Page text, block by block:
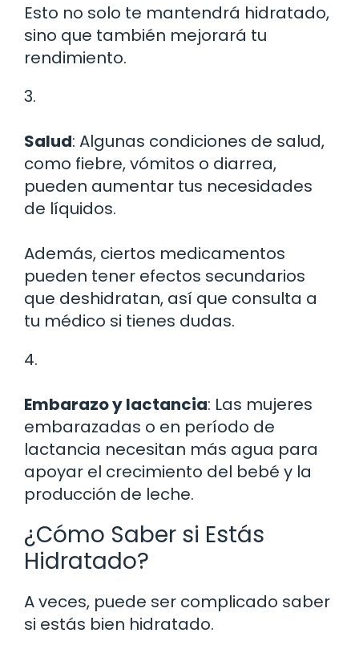
Esto no solo te mantendrá hidratado,
sino que también mejorará tu
rendimiento.
3.
Salud: Algunas condiciones de salud,
como fiebre, vómitos o diarrea,
pueden aumentar tus necesidades
de líquidos.
Además, ciertos medicamentos
pueden tener efectos secundarios
que deshidratan, así que consulta a
tu médico si tienes dudas.
4.
Embarazo y lactancia: Las mujeres
embarazadas o en período de
lactancia necesitan más agua para
apoyar el crecimiento del bebé y la
producción de leche.
¿Cómo Saber si Estás
Hidratado?
A veces, puede ser complicado saber
si estás bien hidratado.